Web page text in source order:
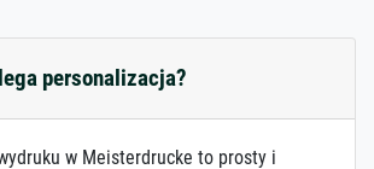
personalizacja?
w Meisterdrucke to prosty i